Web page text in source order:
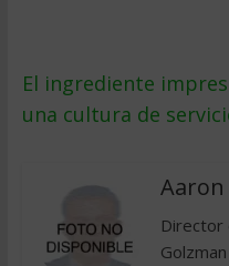
El ingrediente
una cultura de
Aaron
Director